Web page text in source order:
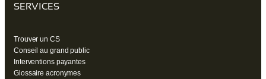
SERVICES
Trouver un CS
Conseil au grand public
Interventions payantes
Glossaire acronymes